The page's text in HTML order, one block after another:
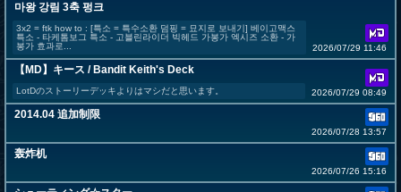
마왕 강림 3축 펑크
3x2 = ftk how to : [특소 = 특수소환 덤핑 = 묘지로 보내기] 베이고맥스
특소 - 타케톰보그 특소 - 고블린라이더 빅헤드 가봉가 엑시즈 소환 - 가
봉가 효과로...
2026/07/29 11:46
【MD】キース / Bandit Keith's Deck
LotDのストーリーデッキよりはマシだと思います。 2026/07/29 08:49
2014.04 追加制限
2026/07/28 13:57
轰炸机
2026/07/26 15:16